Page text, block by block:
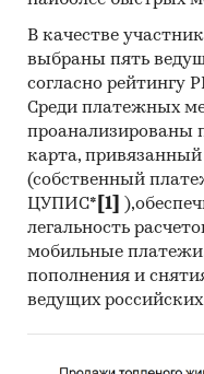
В качестве
выбраны пять
согласно
Среди платежных
проанализированы
карта,
(собственный
ЦУПИС* [1]
легальность
мобильные
пополнения и
ведущих